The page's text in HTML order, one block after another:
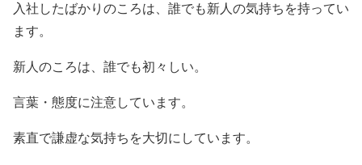
入社したばかりのころは、誰でも新人の気持ちを持ってい
ます。
新人のころは、誰でも初々しい。
言葉・態度に注意しています。
素直で謙虚な気持ちを大切にしています。